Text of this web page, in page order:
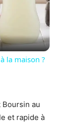
la maison ?
au
et rapide à